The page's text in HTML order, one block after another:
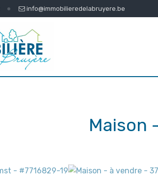
info@immobilieredelabruyere.be
Maison